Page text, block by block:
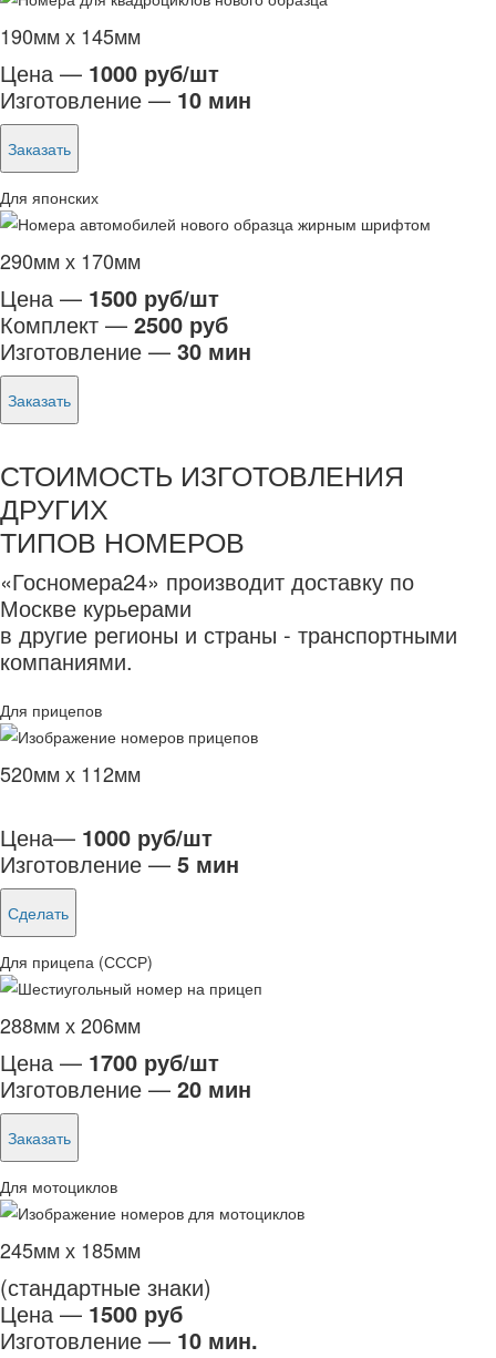
190мм х 145мм
Цена — 1000 руб/шт
Изготовление — 10 мин
Заказать
Для японских
290мм х 170мм
Цена — 1500 руб/шт
Комплект — 2500 руб
Изготовление — 30 мин
Заказать
СТОИМОСТЬ ИЗГОТОВЛЕНИЯ
ДРУГИХ
ТИПОВ НОМЕРОВ
«Госномера24» производит доставку по
Москве курьерами
в другие регионы и страны - транспортными
компаниями.
Для прицепов
520мм х 112мм
Цена— 1000 руб/шт
Изготовление — 5 мин
Сделать
Для прицепа (СССР)
288мм х 206мм
Цена — 1700 руб/шт
Изготовление — 20 мин
Заказать
Для мотоциклов
245мм х 185мм
(стандартные знаки)
Цена — 1500 руб
Изготовление — 10 мин.